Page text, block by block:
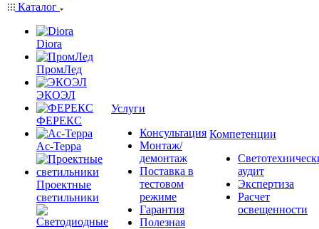
Каталог
Diora
ПромЛед
ЭКОЭЛ
ФЕРЕКС
Ас-Терра
Проектные
светильники
Услуги
Консультация
Монтаж/
демонтаж
Поставка в
тестовом
режиме
Гарантия
Полезная
Компетенции
аудит
Экспертиза
Расчет
освещенности